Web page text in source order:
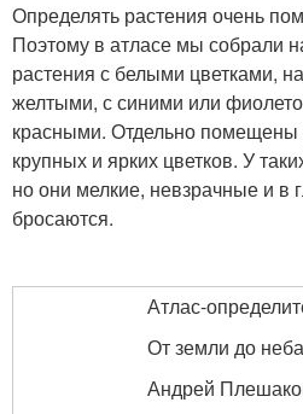
Определять растения очень
Поэтому в атласе мы собрали
растения с белыми цветками,
желтыми, с синими или
красными. Отдельно
крупных и ярких цветков. У
но они мелкие, невзрачные и в
бросаются.
Атлас-
От земли до
Андрей